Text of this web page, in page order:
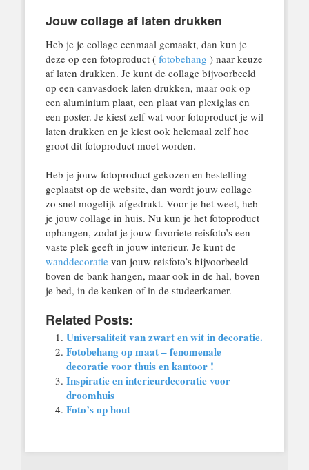
Jouw collage af laten drukken
Heb je je collage eenmaal gemaakt, dan kun je
deze op een fotoproduct ( fotobehang ) naar keuze
af laten drukken. Je kunt de collage bijvoorbeeld
op een canvasdoek laten drukken, maar ook op
een aluminium plaat, een plaat van plexiglas en
een poster. Je kiest zelf wat voor fotoproduct je wil
laten drukken en je kiest ook helemaal zelf hoe
groot dit fotoproduct moet worden.
Heb je jouw fotoproduct gekozen en bestelling
geplaatst op de website, dan wordt jouw collage
zo snel mogelijk afgedrukt. Voor je het weet, heb
je jouw collage in huis. Nu kun je het fotoproduct
ophangen, zodat je jouw favoriete reisfoto’s een
vaste plek geeft in jouw interieur. Je kunt de
wanddecoratievan jouw reisfoto’s bijvoorbeeld
boven de bank hangen, maar ook in de hal, boven
je bed, in de keuken of in de studeerkamer.
Related Posts:
Universaliteit van zwart en wit in decoratie.
Fotobehang op maat – fenomenale
decoratie voor thuis en kantoor !
Inspiratie en interieurdecoratie voor
droomhuis
Foto’s op hout